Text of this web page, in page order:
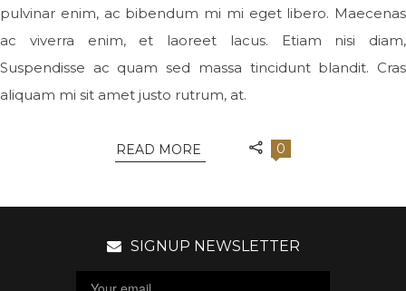
pulvinar enim, ac bibendum mi mi eget libero. Maecenas
ac viverra enim, et laoreet lacus. Etiam nisi diam,
Suspendisse ac quam sed massa tincidunt blandit. Cras
aliquam mi sit amet justo rutrum, at.
READ MORE 0
SIGNUP NEWSLETTER